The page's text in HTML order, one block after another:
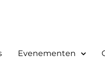
Evenementen